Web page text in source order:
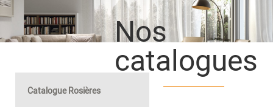
Nos
catalogues
Catalogue Rosières